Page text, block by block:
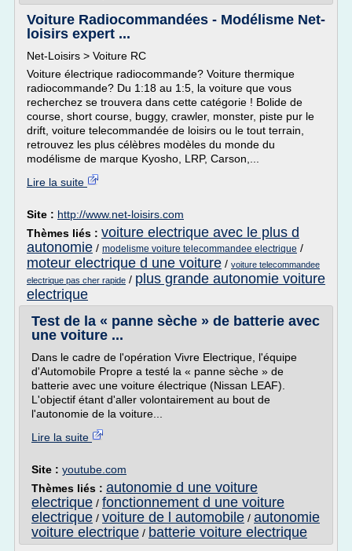
Voiture Radiocommandées - Modélisme Net-
loisirs expert ...
Net-Loisirs > Voiture RC
Voiture électrique radiocommande? Voiture thermique
radiocommande? Du 1:18 au 1:5, la voiture que vous
recherchez se trouvera dans cette catégorie ! Bolide de
course, short course, buggy, crawler, monster, piste pur le
drift, voiture telecommandée de loisirs ou le tout terrain,
retrouvez les plus célèbres modèles du monde du
modélisme de marque Kyosho, LRP, Carson,...
Lire la suite
Site : http://www.net-loisirs.com
Thèmes liés : voiture electrique avec le plus d
autonomie / modelisme voiture telecommandee electrique /
moteur electrique d une voiture / voiture telecommandee
electrique pas cher rapide / plus grande autonomie voiture
electrique
Test de la « panne sèche » de batterie avec
une voiture ...
Dans le cadre de l'opération Vivre Electrique, l'équipe
d'Automobile Propre a testé la « panne sèche » de
batterie avec une voiture électrique (Nissan LEAF).
L'objectif étant d'aller volontairement au bout de
l'autonomie de la voiture...
Lire la suite
Site : youtube.com
Thèmes liés : autonomie d une voiture
electrique / fonctionnement d une voiture
electrique / voiture de l automobile / autonomie
voiture electrique / batterie voiture electrique